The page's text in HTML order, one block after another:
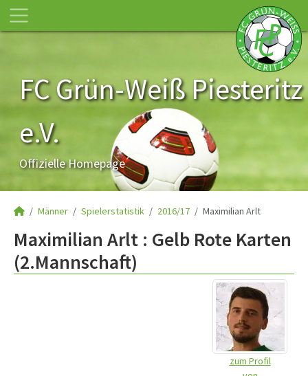
FC Grün-Weiß Piesteritz
e.V.
Offizielle Homepage
Männer Spielerstatistik 2016/17 Maximilian Arlt
Maximilian Arlt : Gelb Rote Karten
(2.Mannschaft)
zum Profil